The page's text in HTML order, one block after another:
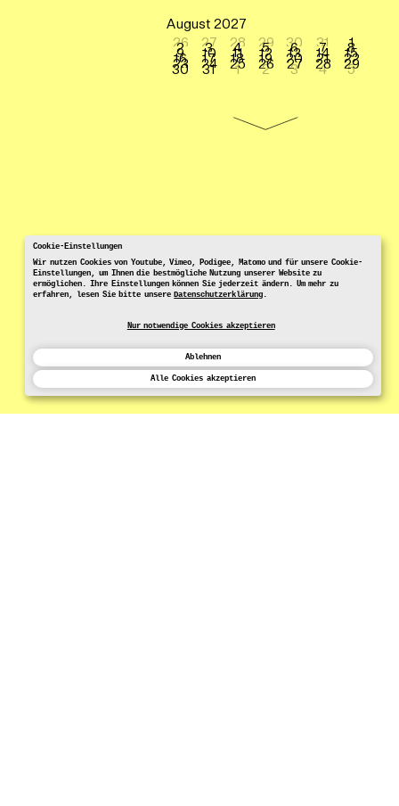
Cookie-Einstellungen
Wir nutzen Cookies von Youtube, Vimeo, Podigee, Matomo und für unsere Cookie-
Einstellungen, um Ihnen die bestmögliche Nutzung unserer Website zu
ermöglichen. Ihre Einstellungen können Sie jederzeit ändern. Um mehr zu
erfahren, lesen Sie bitte unsereDatenschutzerklärung.
Nur notwendige Cookies akzeptieren
Ablehnen
Alle Cookies akzeptieren
August 2027
26
27 28 29 30 31 1
2 3 4 5 6 7 8
9 10 11 12 13 14 15
16 17 18 19 20 21 22
23 24 25 26 27 28 29
30 31 1 2 3 4 5